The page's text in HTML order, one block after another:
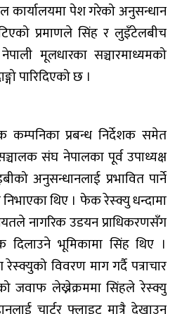
कार्यालयमा पेश गरेको अनुसन्धान
प्रमाणले सिंह र लुइँटेलबीच
मूलधारका सञ्चारमाध्यमको
पारिदिएको छ ।
कम्पनिका प्रबन्ध निर्देशक समेत
संघ नेपालका पूर्व उपाध्यक्ष
अनुसन्धानलाई प्रभावित पार्ने
थिए । फेक रेस्क्यु धन्दामा
नागरिक उडयन प्राधिकरणसँग
दिलाउने भूमिकामा सिंह थिए ।
विवरण माग गर्दै पत्राचार
जवाफ लेख्नेक्रममा सिंहले रेस्क्यु